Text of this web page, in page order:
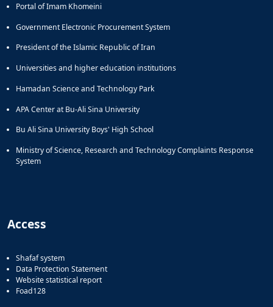
Portal of Imam Khomeini
Government Electronic Procurement System
President of the Islamic Republic of Iran
Universities and higher education institutions
Hamadan Science and Technology Park
APA Center at Bu-Ali Sina University
Bu Ali Sina University Boys' High School
Ministry of Science, Research and Technology Complaints Response
System
Access
Shafaf system
Data Protection Statement
Website statistical report
Foad128